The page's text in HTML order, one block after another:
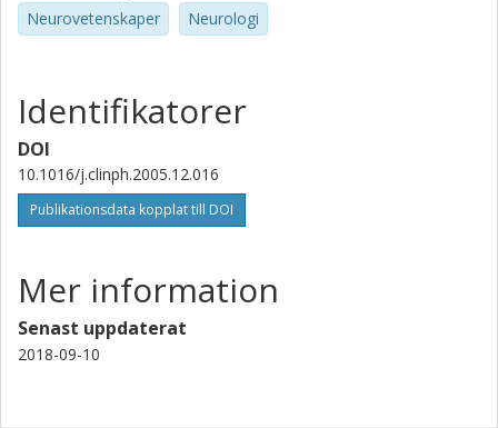
Neurovetenskaper Neurologi
Identifikatorer
DOI
10.1016/j.clinph.2005.12.016
Publikationsdata kopplat till DOI
Mer information
Senast uppdaterat
2018-09-10